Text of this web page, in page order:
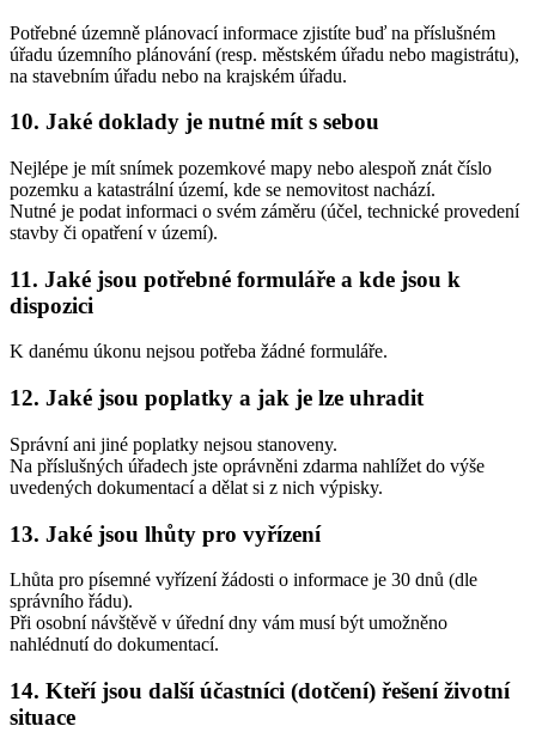
Potřebné územně plánovací informace zjistíte buď na příslušném
úřadu územního plánování (resp. městském úřadu nebo magistrátu),
na stavebním úřadu nebo na krajském úřadu.
10. Jaké doklady je nutné mít s sebou
Nejlépe je mít snímek pozemkové mapy nebo alespoň znát číslo
pozemku a katastrální území, kde se nemovitost nachází.
Nutné je podat informaci o svém záměru (účel, technické provedení
stavby či opatření v území).
11. Jaké jsou potřebné formuláře a kde jsou k
dispozici
K danému úkonu nejsou potřeba žádné formuláře.
12. Jaké jsou poplatky a jak je lze uhradit
Správní ani jiné poplatky nejsou stanoveny.
Na příslušných úřadech jste oprávněni zdarma nahlížet do výše
uvedených dokumentací a dělat si z nich výpisky.
13. Jaké jsou lhůty pro vyřízení
Lhůta pro písemné vyřízení žádosti o informace je 30 dnů (dle
správního řádu).
Při osobní návštěvě v úřední dny vám musí být umožněno
nahlédnutí do dokumentací.
14. Kteří jsou další účastníci (dotčení) řešení životní
situace